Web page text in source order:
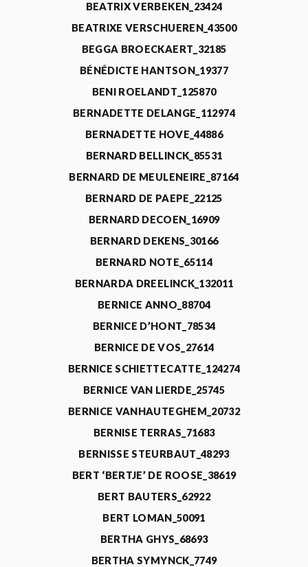
BEATRIX VERBEKEN_23424
BEATRIXE VERSCHUEREN_43500
BEGGA BROECKAERT_32185
BÉNÉDICTE HANTSON_19377
BENI ROELANDT_125870
BERNADETTE DELANGE_112974
BERNADETTE HOVE_44886
BERNARD BELLINCK_85531
BERNARD DE MEULENEIRE_87164
BERNARD DE PAEPE_22125
BERNARD DECOEN_16909
BERNARD DEKENS_30166
BERNARD NOTE_65114
BERNARDA DREELINCK_132011
BERNICE ANNO_88704
BERNICE D’HONT_78534
BERNICE DE VOS_27614
BERNICE SCHIETTECATTE_124274
BERNICE VAN LIERDE_25745
BERNICE VANHAUTEGHEM_20732
BERNISE TERRAS_71683
BERNISSE STEURBAUT_48293
BERT ‘BERTJE’ DE ROOSE_38619
BERT BAUTERS_62922
BERT LOMAN_50091
BERTHA GHYS_68693
BERTHA SYMYNCK_7749